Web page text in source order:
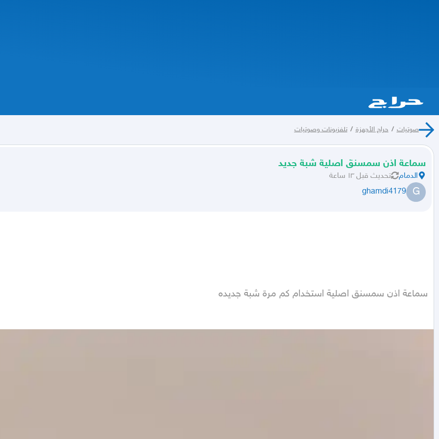
صوتيات / حراج الأجهزة / تلفزيونات وصوتيات
سماعة اذن سمسنق اصلية شبة جديد
الدمام تحديث قبل ١٣ ساعة
G
ghamdi4179
سماعة اذن سمسنق اصلية استخدام كم مرة شبة جديده